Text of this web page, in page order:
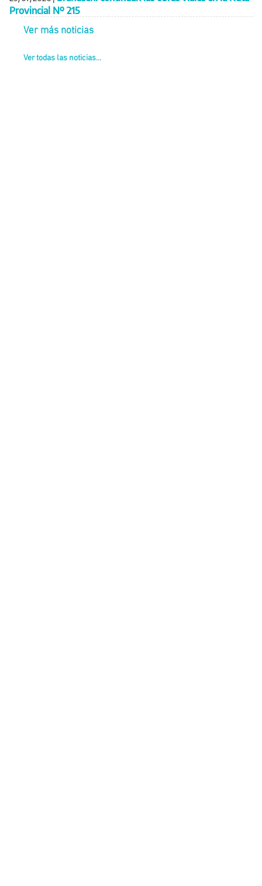
Provincial Nº 215
Ver más noticias
Ver todas las noticias...